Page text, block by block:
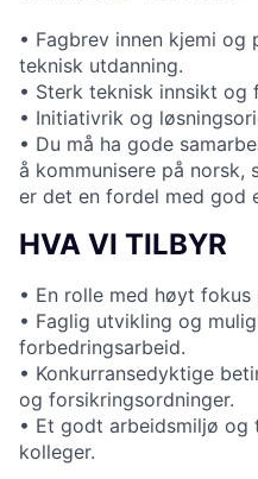
• Fagbrev innen kjemi og
teknisk utdanning.
• Sterk teknisk innsikt og
• Initiativrik og
• Du må ha gode
å kommunisere på
er det en fordel med god
HVA VI TILBYR
• En rolle med høyt
• Faglig utvikling og
forbedringsarbeid.
• Konkurransedyktige
og forsikringsordninger.
• Et godt arbeidsmiljø
kolleger.